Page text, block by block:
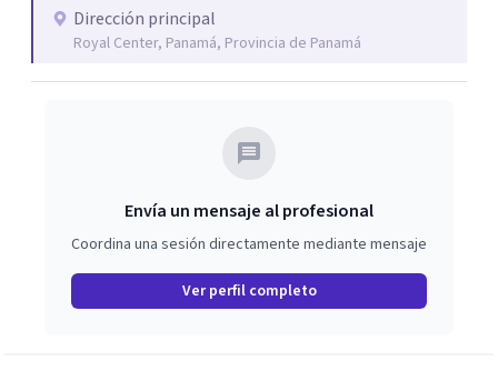
Dirección principal
Royal Center, Panamá, Provincia de Panamá
Envía un mensaje al profesional
Coordina una sesión directamente mediante mensaje
Ver perfil completo